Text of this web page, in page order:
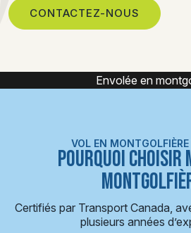
CONTACTEZ-NOUS
Expérience
VOL EN MONTGOLFIÈRE
POURQUOI CHOISIR
Certifiés par Transport Canada,
plusieurs années